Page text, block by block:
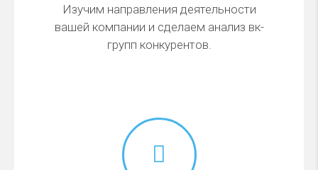
Изучим направления деятельности
вашей компании и сделаем анализ вк-
групп конкурентов.